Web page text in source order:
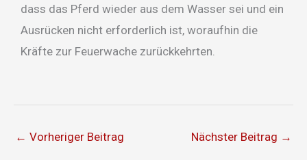
dass das Pferd wieder aus dem Wasser sei und ein
Ausrücken nicht erforderlich ist, woraufhin die
Kräfte zur Feuerwache zurückkehrten.
← Vorheriger Beitrag Nächster Beitrag →